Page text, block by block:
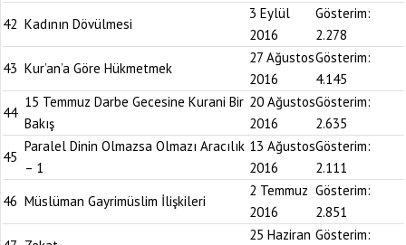
42 Kadının Dövülmesi
3 Eylül
2016
Gösterim:
2.278
43 Kur’an’a Göre Hükmetmek
27 Ağustos
2016
Gösterim:
4.145
44
15 Temmuz Darbe Gecesine Kurani Bir
Bakış
20 Ağustos
2016
Gösterim:
2.635
45
Paralel Dinin Olmazsa Olmazı Aracılık
– 1
13 Ağustos
2016
Gösterim:
2.111
46 Müslüman Gayrimüslim İlişkileri
2 Temmuz
2016
Gösterim:
2.851
25 Haziran Gösterim: